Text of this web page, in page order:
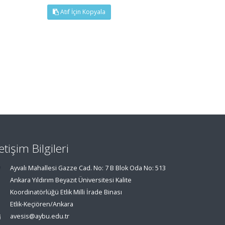
Atıf İçin Kopyala
Bilgileri
Ayvalı Mahallesi Gazze Cad. No: 7 B Blok Oda No: 513
Ankara Yıldırım Beyazıt Üniversitesi Kalite
Koordinatörlüğü Etlik Milli İrade Binası
Etlik-Keçiören/Ankara
avesis@aybu.edu.tr